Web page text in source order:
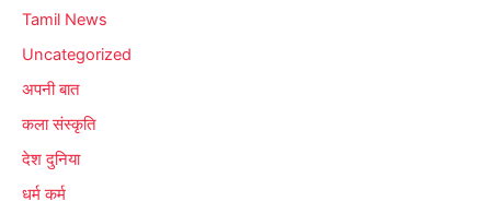
Tamil News
Uncategorized
अपनी बात
कला संस्कृति
देश दुनिया
धर्म कर्म